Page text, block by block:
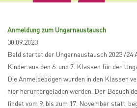
Anmeldung zum Ungarnaustausch
30.09.2023
Bald startet der Ungarnaustausch 2023 /24
Kinder aus den 6. und 7. Klassen für den
Die Anmeldebögen wurden in den Klassen
hier heruntergeladen werden. Der Besuch
findet vom 9. bis zum 17. November statt,